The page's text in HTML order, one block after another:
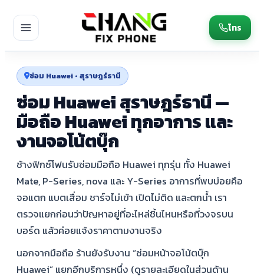
โทร
ซ่อม Huawei • สุราษฎร์ธานี
ซ่อม Huawei สุราษฎร์ธานี —
มือถือ Huawei ทุกอาการ และ
งานจอโน้ตบุ๊ก
ช้างฟิกซ์โฟนรับซ่อมมือถือ Huawei ทุกรุ่น ทั้ง Huawei
Mate, P-Series, nova และ Y-Series อาการที่พบบ่อยคือ
จอแตก แบตเสื่อม ชาร์จไม่เข้า เปิดไม่ติด และตกน้ำ เรา
ตรวจแยกก่อนว่าปัญหาอยู่ที่อะไหล่ชิ้นไหนหรือที่วงจรบน
บอร์ด แล้วค่อยแจ้งราคาตามงานจริง
นอกจากมือถือ ร้านยังรับงาน “ซ่อมหน้าจอโน้ตบุ๊ก
Huawei” แยกอีกบริการหนึ่ง (ดูรายละเอียดในส่วนด้าน